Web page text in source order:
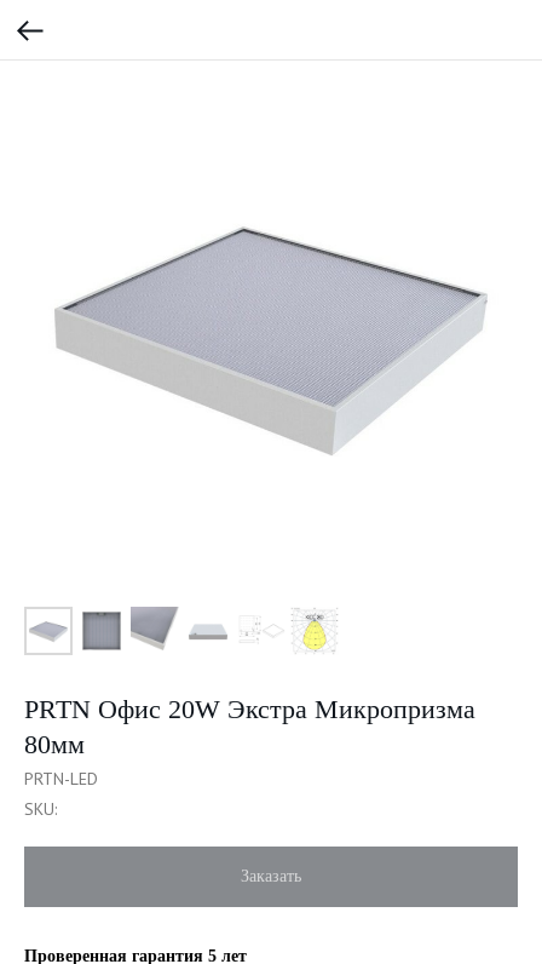
PRTN Офис 20W Экстра Микропризма
80мм
PRTN-LED
SKU:
Заказать
Проверенная гарантия 5 лет